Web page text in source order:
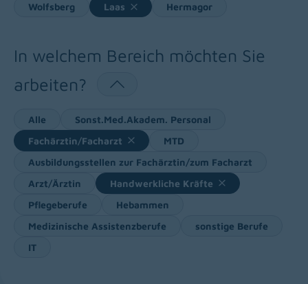
Wolfsberg
Laas Hermagor
In welchem Bereich möchten Sie
arbeiten?
Alle
Sonst.Med.Akadem. Personal
Fachärztin/Facharzt
MTD
Ausbildungsstellen zur Fachärztin/zum Facharzt
Arzt/Ärztin
Handwerkliche Kräfte
Pflegeberufe
Hebammen
Medizinische Assistenzberufe
sonstige Berufe
IT